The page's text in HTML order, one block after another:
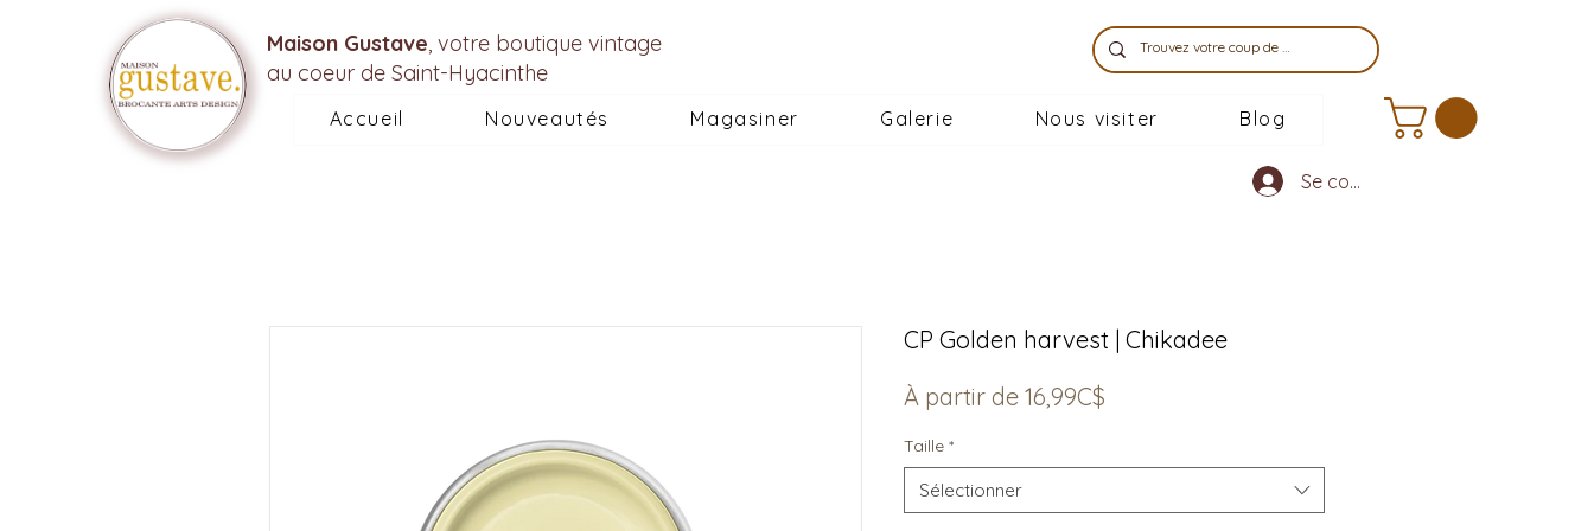
Maison Gustave, votre boutique vintage
au coeur de Saint-Hyacinthe
Accueil Nouveautés Magasiner Galerie Nous visiter Blog
CP Golden harvest | Chikadee
À partir de 16,99C$
Taille *
Sélectionner
Se connecter